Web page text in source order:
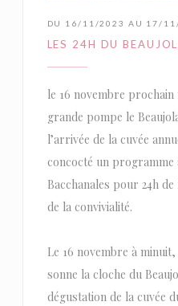
DU 16/11/2023 AU 17/
LES 24H DU
le 16 novembre
grande pompe le
l’arrivée de la cuvée
concocté un programme
Bacchanales pour 24h
de la convivialité.
Le 16 novembre à
sonne la cloche du
dégustation de la cuvée